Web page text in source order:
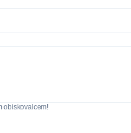
obiskovalcem!